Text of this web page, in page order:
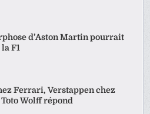
d’Aston Martin pourrait
F1
Ferrari, Verstappen chez
Wolff répond